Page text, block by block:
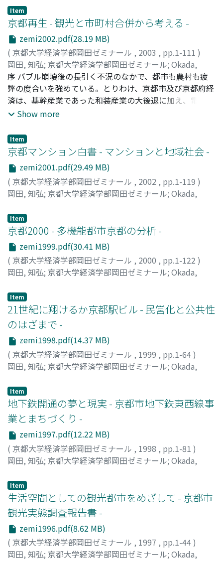
考察している。最後のIV章では嵐山での交通対策の展開過
程と実施状況を,現地でのヒアリングとともに観光客への
アンケート調査も織り交ぜて検討している。このように,
京都市の交通対策は,京都盆地全体をターゲットにしたも
のから,各観光スポットや道路を中心にした特定地域の交
通対策まで,重層的な構成となっており,それだけに交通需
要管理政策が難しくなってきているといえる。これは,本
書で紹介されているように内外の大都市で共通する問題で
もある。本調査を通して,部分均衡だけでは対応が困難で
あり,一方で交通ピーク時を意識した時間軸の対策も意識
通対策とを空間的に組み合わせていく必要があることが,
改めて浮かび上がったのではないかと考える。そこでは,
京都市と区,そして住民の間での合意づくりの創意工夫と
多くの住民の主体的参加が求められてもいる。本報告書
が,交通問題と日々格闘されている住民や行政のみなさん
の参考になれば,幸甚である。ただし,本報告書は,それぞれ
り,内容上あるいは表現上,不十分なところが残されている
と思われる。あるいは誤解に基づく表現も少なからずある
のではないかと考える。これらは,私の指導の足りなさに
よるものであるが,編集後記にもあるように学生たちが自
覚している問題でもある。私としては今後の学生ゼミナー
ルの指導に生かしていきたいと考えているし,学生たちは
彼らなりに自らの次の課題としてとらえ,この経験を生か
して,次のステップに取り組んでいくことだろうと思う。ぜ
ひ,大小に関わらず忌憧のないご指摘,ご批判をいただきた
い。最後になったが,京都市役所の大路健志さん,森藤淳さ
ん,小西満さんには,何度も学生のヒアリングに応じていた
だいた。本書末尾のヒアリング先一覧にある京都市内の団
体,企業,個人の皆さんにも大変お世話になった。また,比較
調査として2014年9月に実施した鎌倉市内での調査合宿で
も,鎌倉市役所の内山正徳さんはじめ担当部署の皆さん及
び商工会議所や関係諸機関の皆さんにご協力をいただい
た。大学院生の望月理生君には,例年のことながら報告書
の細部にわたってチェックし学生たちにアドバイスをして
もらった。さらに,経済学部からは学生学習研究支援経費
による助成をいただけることになった。これらのサポート
なしには,本書は刊行できなかったと思う。この場を借り
である。
10年を迎え、種々の特例措置が終了しつつある。現時点に
おいて、市町村合併が地域に対してしいかなる影響をもた
らしているのか、この点を調べてみたいというのが多くの
学生の共通の問題関心となった。事前学習や松本市での合
宿調査を経て、今回のゼミナールでは3つのグループをつ
くることにした。そのグループ分けの基準のひとつは、合
併方式の違いによる。合併方式には、大きな都市自治体に
周辺の小さな自治体が編入される「編入合併」と、自治体
同士が対等合併し新しい自治体を形成する「新設合併」の
2つがあり、両者を対象にするということである。本報告
あたる。第二に、「新設合併」についても農村部の町村が
合併するタイプと、比較的都市化した市町が合併するタイ
プがある。本報告書では、I章の南丹市の合併が前者にあ
たり、III章の滋賀県近江八幡市の合併が後者にあたる。近
江八幡市と安土町との合併を採り上げたのは、京都府以外
の府県における市町村合併をみてみたいということと、激
調査してみたいという問題意識からであった。調査は、グ
ループごとに、合併の経緯や行財政分析等の共通事項を設
定することに加え、それぞれの地域固有の特性（地域産
業、高齢化と福祉、合併反対運動、地域自治組織等）に着
目し、深く掘り下げる方法をとった。どのグループも、行
政機関にとどまらず、経済団体、住民自治組織、住民団
体、議員等へのヒアリングを中心に調査を実施したが、II
章の京北町地域では、自治振興会のご協力をえて住民アン
ケートも試みた。これらの調査結果をグループごとにまと
める作業を行ったが、できるだけ客観的なデータに基づく
検証を行うこととしたために、膨大なページ数の報告書と
なった。いま、行政を中心とした合併検証報告書が各自治
体で公表されつつあるが、それらと比較するならば、本報
告書の特徴は、学生の視点から、行財政分野に限定せず、
住民の地域生活や経済活動、さらに自治行為にいたる多面
的な分野にわたる地域への影響を丁寧かつ率直に明らかに
していったところにある。もとより、そこには認識不足に
よる不十分な記述や、誤解による記述も残されている可能
性もある。それらを含めて、ひとつの合併検証の記録とし
て、参照いただければありがたいと思う。併せて、忌憚の
ないご批判をいただければ幸いである。
店街である。通りに沿って商店と住宅が相半ばしており、
生活環境を維持しながら、より多くの観光客を集めるため
の努力を積み重ねてきた歴史がある。他方、京都市におい
ても、秋の観光シーズンにおける清水寺周辺の交通渋滞問
題について、2004年度から交通社会実験によって対応を開
始することとなった。京都市ではすでに嵐山でも先行的に
実施しており、それを東山にも拡張したものである。京都
市交通政策課と東山区役所、地元の自治会連合会や商店街
だけでなく、清水寺や高台寺をはじめとする社寺、鉄道、
バス、タクシー業界の代表、警察、国土交通省の担当者ら
理施策の検討と実験が行われた。パークアンドライドの広
域展開とシャトルバスの運転、駐車場情報の徹底、路上駐
車の禁止などを軸にした施策が、どのような成果を得、い
かなる課題を残したかも知りたいところであった。また、
フィールド調査を繰り返すなかで、東山区が京都市内にあ
って最も高齢者比率が高く（2000年の国勢調査で
28％）、交通問題だけでなく、買い物の便の悪さや、犯罪
増加への不満や不安も高まっていることがわかった。さら
に、このような地域の特殊性を踏まえて、東山区において
「まちづくり推進課」が、独自の基金を区内の社寺や企業
等からの寄付によって造成し、まちづくりの独自事業を開
始しつつあることも知ることができた。京都市は、人口
な独自の行財政権限は存在しない。ところが、区ごとにみ
れば、産業面でも、生活面でも、環境面でも、それぞれ独
自の特質をもっている。そのような地域の個性に合わせた
協働することが、必要となるのは自明なことであろう。縦
割り行政をバラバラに展開するのではなく、それぞれの地
域において産業振興、福祉施策、都市基盤の整備、治安の
あり、かつ効率的である。本報告書では、日本有数の観光
地である清水地区における、観光振興、交通対策、生活の
利便性や安全性の確保といった課題とその解決方向、政令
市における区のあり方について、学生なりの視点からまと
めている。今回の報告書は、調査や報告書のとりまとめを
経験したことのない2回生が中心となったため、内容的に
も記述的にも不十分なところがあるとはいえ、清水地区の
題、生活問題の実相を各種調査結果によって明確に把握
し、その解決をめぐる基本的方向を試論ながら操示できた
ことは、大きな成果であると考えている。もちろん、現状
把握や政策の方向性については、当然、異論もあると思わ
れる。是非、大小に関わらず、ご批判、ご教示を頂ければ
幸いである。
が、多国籍企業の立地点が短期間に移動するグローバル時
代において都市の持続的発展をなしとげようとするなら
ば、その都市の個性を磨き上げることが必要不可欠な政策
課題となる。これは、1200年以上の歴史をもつ京都につ
いても、あてはまることである。この間のグローバル化
は、京都の個性、すなわち「京都らしさ」の希薄化を、も
たらした。1980年代後半以降、織物業をはじめとする製
造業を基盤とする産業構造が、生産の海外シフトや逆輸入
増大によって、大きく変容し、京都らしい「ものづくり」
の側面が急速に失われた。それとともに、町家を中心とし
設され、都市景観の側面においても、京都らしさの喪失が
目立っている。そのなかにあって、京都らしさを持続的に
作り出し、外部に情報発信しているものが、祇園祭に代表
される祭りや、京料理や京野菜に象徴される食生活である
といえる。そこで、2003年度の学生ゼミナールでは、統
一テーマを「京都『らしさ』をつくるもの」とし、京都の
地域的個性を生み出している祭りと食に注目し、それぞれ
がいかなる主体によって生み出され、現在どのような問題
点を抱えているのかを調査した上で、今後の京都の持続的
発展のための政策的課題を探ることにした。具体的な調査
対象としては、祇園発と京野菜を取り上げた。調査は、祇
園祭班と京野菜班の2つのグループに分かれて、実施し
の整理分析を行い、予備的な調査を行った。また、比較調
査対象地として、高知市を選び、9月8日から10日にかけ
て、高知市役所及び商工会議所、JA高知市、高知県の食を
考える会をヒアリング対象とした合宿調査に出かけた。高
知市は、いうまでもなく「よさこい祭り」で有名な都市で
あり、全国有数の野菜生産県の県庁所在地でもある。加え
て、古い歴史をもつ「街路市」も、全国に知られている。
い、行政や商工会議所のサポート体制、高知の野菜の生産
と流通の仕組みなどについて、実務の専門家の立場から、
有益な話をうかがうことができた。この合宿調査の経験を
糧にして、10月からは各班とも、京都市内で積極的に調査
を展開した。祇園祭班は、祭りの最も基本的な単位である
山鉾町の保存会や、保存会の連合体であるとともに山鉾巡
行を主催する団体でもある山鉾連合会でヒアリング調査を
係機関の調査も行った。さらに、山鉾町のなかから太子山
町と岩戸山町を選び、住民の皆さんへのアンケート調査を
実施した。太子山町はマンション建設によって新住民が増
えている街であり、岩戸山町は高齢化と人口減少が進行
し、集りの担い手が少なくなっている街である。京野菜班
では、京都産野菜の生産、流通、消費の全体像を探るため
に、全農京都、京都府、京都市、京都府農業会議、京都市
Item
京都再生 - 観光と市町村合併から考える -
zemi2002.pdf(28.19 MB)
( 京都大学経済学部岡田ゼミナール , 2003 , pp.1-111 )
岡田, 知弘; 京都大学経済学部岡田ゼミナール; Okada,
Tomohiro;オカダ, トモヒロ
序 バブル崩壊後の長引く不況のなかで、都市も農村も疲
弊の度合いを強めている。とりわけ、京都市及び京都府経
済は、基幹産業であった和装産業の大後退に加え、電気、
電子機械工業をはじめとする金属加工組立型産業の海外シ
い地域のひとつになっている。 このような低迷から脱却す
るために、京都市では観光産業を「重要戦略産業」として
位置づけ、「年間入洛観光客数5000万人」という目標を
掲げ、観光振興を軸にした都市再生を図ろうとしている。
他方、府内市町村では、「平成の大合併」を推進する政府
や京都府の強い指導と「アメとムチ」の財政誘導政策の下
併の目的のひとつとして、「地域の活性化」が掲げられて
いる。ここでは地域再生の手段として市町村合併が位置づ
けられているのである。 そこで、2002年度の学生ゼミナ
ールでは、統一テーマを「地域再生を考える」とし、京都
市内における観光振興による都市再生と、京都市以外の京
都府市町村部における市町村合併による地域再生の内実と
問題点、政策的課題を探ることにした。 調査は、観光班
と合併班の2つのグループに分かれて、実施した。事前
に、観光及び市町村合併に関する基本的文献や情報の整理
分析を行い、予備的な調査を行った。また、比較調査対象
地として、合併協議が進む観光都市＝高山市と古川町を選
び、9月26日から28日にかけて、市役所及び町役場、商工
会議所を中心とした合宿調査に出かけた。高山市は飛騨2
郡との合併協議を進めていたが、編入合併方式に反発した
合掌造りの村＝白川村と、NHKの朝のテレビ小説「さく
ら」の舞台ともなった古川町が、合併協議からの離脱の動
きを示していたころであり、合併にまつわる問題点を担当
者の方々からリアルにお聞きすることができた。同時に、
高山市や古川町が、それぞれライバル意識をもって、観光
振興をまちづくりの一環として明確に位置づけていること
がよく理解できた。とくに古川町は、「さくら」の放映直
を受け入れつつあった。だが、同町は「観光客は多ければ
いいというものではない」という一種の「成長の管理」的
な発想をもっており、住民ペースのまちづくりを追求して
いた。このことが学生の目には新鮮に映ったようである。
いずれにせよ、観光を軸にした個性的なまちづくりと合併
問題は、密接な関係にあることを学ぶことができた。 こ
の合宿調査の経験を糧にして、10月からは各班とも、京都
Show more
Item
京都マンション白書 - マンションと地域社会 -
zemi2001.pdf(29.49 MB)
( 京都大学経済学部岡田ゼミナール , 2002 , pp.1-119 )
岡田, 知弘; 京都大学経済学部岡田ゼミナール; Okada,
Item
京都2000 - 多機能都市京都の分析 -
zemi1999.pdf(30.41 MB)
( 京都大学経済学部岡田ゼミナール , 2000 , pp.1-122 )
岡田, 知弘; 京都大学経済学部岡田ゼミナール; Okada,
Item
21世紀に翔けるか京都駅ビル - 民営化と公共性
のはざまで -
zemi1998.pdf(14.37 MB)
( 京都大学経済学部岡田ゼミナール , 1999 , pp.1-64)
岡田, 知弘; 京都大学経済学部岡田ゼミナール; Okada,
Item
地下鉄開通の夢と現実 - 京都市地下鉄東西線事
業とまちづくり -
zemi1997.pdf(12.22 MB)
( 京都大学経済学部岡田ゼミナール , 1998 , pp.1-81 )
岡田, 知弘; 京都大学経済学部岡田ゼミナール; Okada,
Item
生活空間としての観光都市をめざして - 京都市
観光実態調査報告書 -
zemi1996.pdf(8.62 MB)
( 京都大学経済学部岡田ゼミナール , 1997 , pp.1-44)
岡田, 知弘; 京都大学経済学部岡田ゼミナール; Okada,